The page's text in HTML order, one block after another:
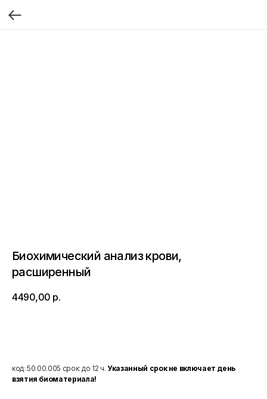
Биохимический анализ крови,
расширенный
4490,00 р.
код: 50.00.005 срок: до 12 ч. Указанный срок не включает день
взятия биоматериала!